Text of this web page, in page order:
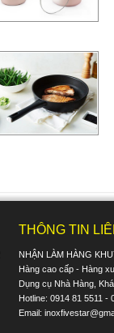
THÔNG TIN
NHẬN LÀM HÀNG
Hàng cao cấp - Hàng
Dụng cụ Nhà Hàng,
Hotline: 0914 81 5511 -
Email: